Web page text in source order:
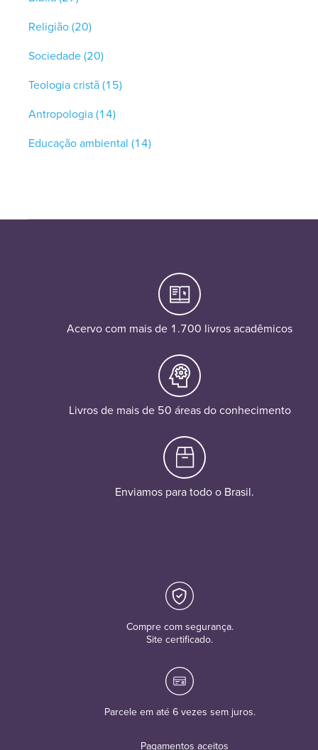
Religião(20)
Sociedade(20)
Teologia cristã(15)
Antropologia(14)
Educação ambiental (14)
Acervo com mais de 1.700 livros acadêmicos
Livros de mais de 50 áreas do conhecimento
Enviamos para todo o Brasil.
Compre com segurança.
Site certificado.
Parcele em até 6 vezes sem juros.
Pagamentos aceitos